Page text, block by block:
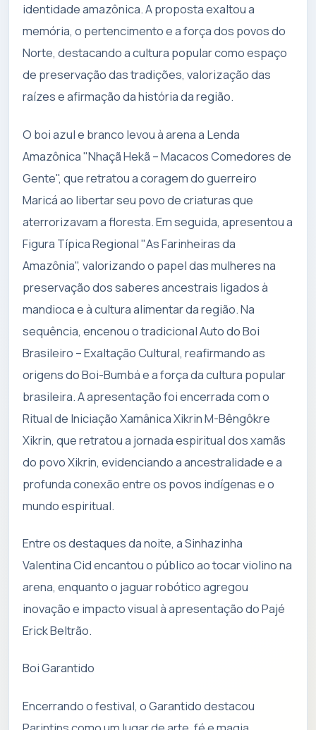
identidade amazônica. A proposta exaltou a
memória, o pertencimento e a força dos povos do
Norte, destacando a cultura popular como espaço
de preservação das tradições, valorização das
raízes e afirmação da história da região.
O boi azul e branco levou à arena a Lenda
Amazônica "Nhaçã Hekã – Macacos Comedores de
Gente", que retratou a coragem do guerreiro
Maricá ao libertar seu povo de criaturas que
aterrorizavam a floresta. Em seguida, apresentou a
Figura Típica Regional "As Farinheiras da
Amazônia", valorizando o papel das mulheres na
preservação dos saberes ancestrais ligados à
mandioca e à cultura alimentar da região. Na
sequência, encenou o tradicional Auto do Boi
Brasileiro – Exaltação Cultural, reafirmando as
origens do Boi-Bumbá e a força da cultura popular
brasileira. A apresentação foi encerrada com o
Ritual de Iniciação Xamânica Xikrin M-Bêngôkre
Xikrin, que retratou a jornada espiritual dos xamãs
do povo Xikrin, evidenciando a ancestralidade e a
profunda conexão entre os povos indígenas e o
mundo espiritual.
Entre os destaques da noite, a Sinhazinha
Valentina Cid encantou o público ao tocar violino na
arena, enquanto o jaguar robótico agregou
inovação e impacto visual à apresentação do Pajé
Erick Beltrão.
Boi Garantido
Encerrando o festival, o Garantido destacou